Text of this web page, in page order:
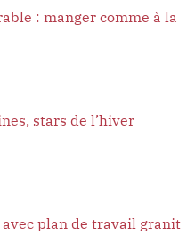
: manger comme à la
stars de l’hiver
plan de travail granit